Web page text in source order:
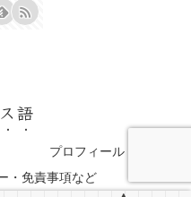
語
プロフィール
・免責事項など